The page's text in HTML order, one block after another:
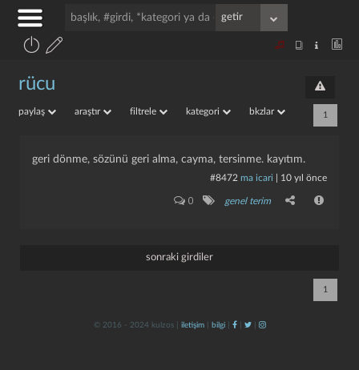
rücu
paylaş araştır filtrele kategori bkzlar 1
geri dönme, sözünü geri alma, cayma, tersinme. kayıtım.
#8472 ma icari 10 yıl önce
0 genel terim
sonraki girdiler
1
© 2016 - 2024 kulzos | iletişim| bilgi| | |